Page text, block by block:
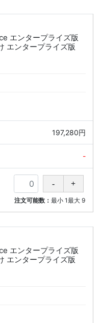
エンタープライズ版
エンタープライズ版
197,280円
-
注文可能数：最小 1最大 9
エンタープライズ版
エンタープライズ版